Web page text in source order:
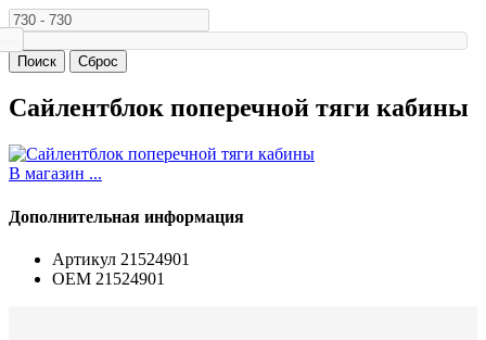
Сайлентблок поперечной тяги кабины
В магазин ...
Дополнительная информация
Артикул 21524901
ОЕМ 21524901